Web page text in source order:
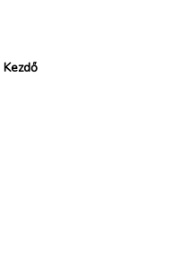
Kezdő